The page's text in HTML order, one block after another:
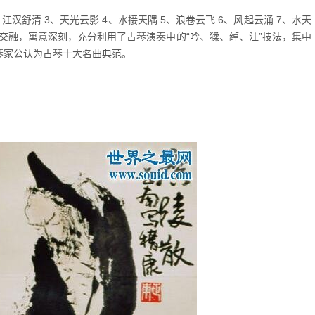
汉舒清 3、天光云影 4、水接天隅 5、浪卷云飞 6、风起云涌 7、水天
，寓意深刻，充分利用了古琴演奏中的“吟、猱、绰、注”技法，集中
公认为古琴十大名曲典范。